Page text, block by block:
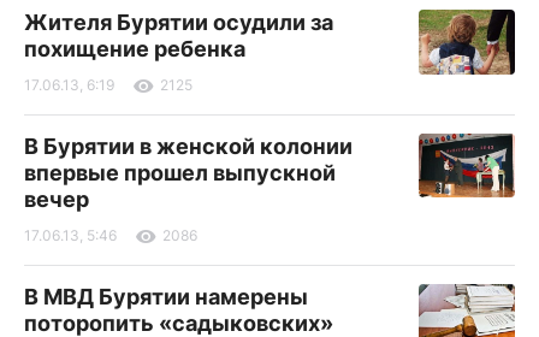
Жителя Бурятии осудили за
похищение ребенка
17.06.13, 6:19 2125
В Бурятии в женской колонии
впервые прошел выпускной
вечер
17.06.13, 5:46 2086
В МВД Бурятии намерены
поторопить «садыковских»